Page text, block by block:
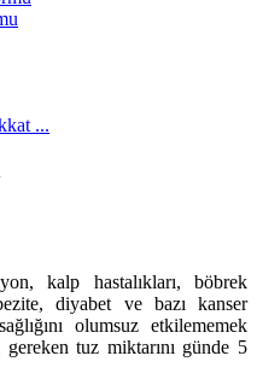
...
kalp hastalıkları, böbrek
diyabet ve bazı kanser
olumsuz etkilememek
tuz miktarını günde 5